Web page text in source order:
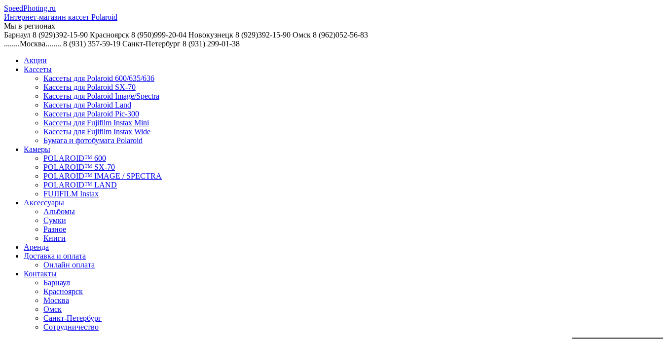
SpeedPhoting.ru
Интернет-магазин кассет Polaroid
Мы в регионах
Барнаул 8 (929)392-15-90 Красноярск 8 (950)999-20-04 Новокузнецк 8 (929)392-15-90 Омск 8 (962)052-56-83
........Москва........ 8 (931) 357-59-19 Санкт-Петербург 8 (931) 299-01-38
Акции
Кассеты
Кассеты для Polaroid 600/635/636
Кассеты для Polaroid SX-70
Кассеты для Polaroid Image/Spectra
Кассеты для Polaroid Land
Кассеты для Polaroid Pic-300
Кассеты для Fujifilm Instax Mini
Кассеты для Fujifilm Instax Wide
Бумага и фотобумага Polaroid
Камеры
POLAROID™ 600
POLAROID™ SX-70
POLAROID™ IMAGE / SPECTRA
POLAROID™ LAND
FUJIFILM Instax
Аксессуары
Альбомы
Сумки
Разное
Книги
Аренда
Доставка и оплата
Онлайн оплата
Контакты
Барнаул
Красноярск
Москва
Омск
Санкт-Петербург
Сотрудничество